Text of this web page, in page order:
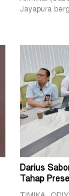
Jayapura
Darius
Tahap